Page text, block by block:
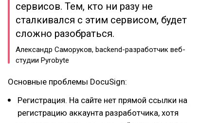
сервисов. Тем, кто ни разу не
сталкивался с этим сервисом, будет
сложно разобраться.
Александр Саморуков, backend-разработчик веб-
студии Pyrobyte
Основные проблемы DocuSign:
Регистрация. На сайте нет прямой ссылки на
регистрацию аккаунта разработчика, хотя